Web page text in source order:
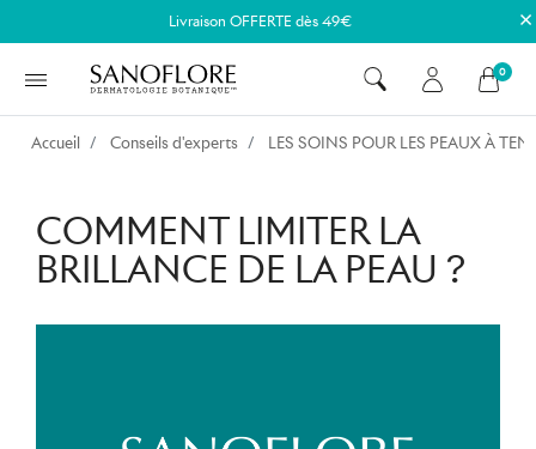
Livraison OFFERTE dès 49€ ×
0
Accueil Conseils d'experts LES SOINS POUR LES PEAUX À
COMMENT LIMITER LA
BRILLANCE DE LA PEAU ?